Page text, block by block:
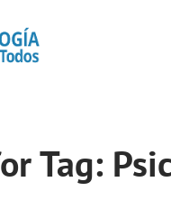
Tag: